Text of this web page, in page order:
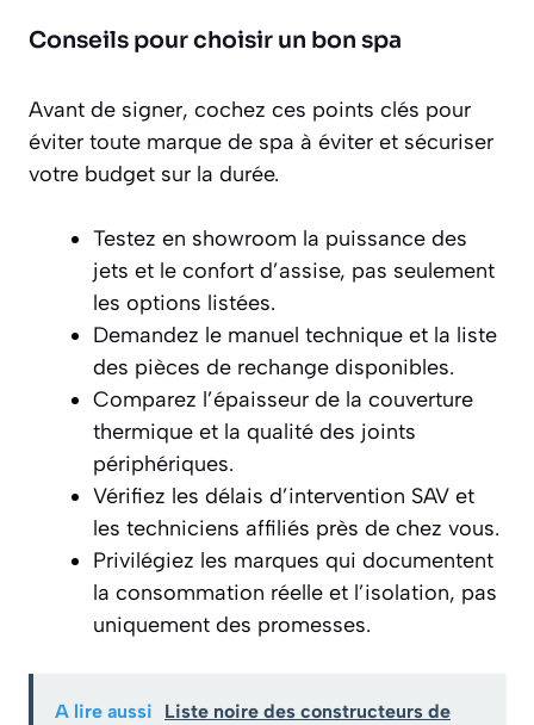
Conseils pour choisir un bon spa
Avant de signer, cochez ces points clés pour
éviter toute marque de spa à éviter et sécuriser
votre budget sur la durée.
Testez en showroom la puissance des
jets et le confort d’assise, pas seulement
les options listées.
Demandez le manuel technique et la liste
des pièces de rechange disponibles.
Comparez l’épaisseur de la couverture
thermique et la qualité des joints
périphériques.
Vérifiez les délais d’intervention SAV et
les techniciens affiliés près de chez vous.
Privilégiez les marques qui documentent
la consommation réelle et l’isolation, pas
uniquement des promesses.
A lire aussi
Liste noire des constructeurs de